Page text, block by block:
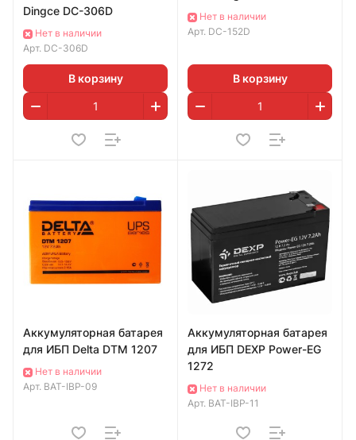
Dingce DC-306D
Нет в наличии
Арт. DC-306D
В корзину
Нет в наличии
Арт. DC-152D
В корзину
Аккумуляторная батарея
для ИБП Delta DTM 1207
Нет в наличии
Арт. BAT-IBP-09
Аккумуляторная батарея
для ИБП DEXP Power-EG
1272
Нет в наличии
Арт. BAT-IBP-11